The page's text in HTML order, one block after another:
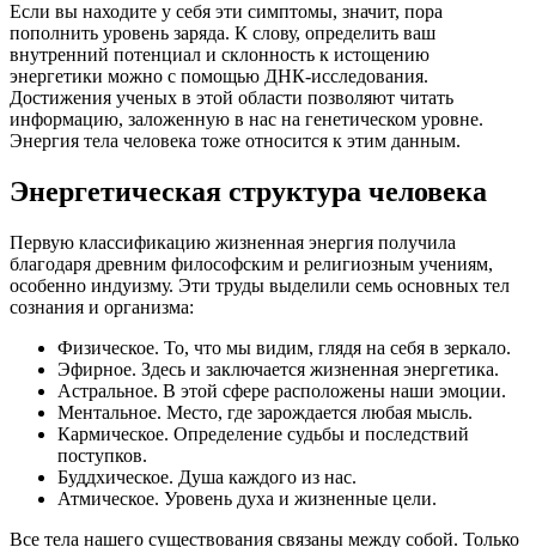
Если вы находите у себя эти симптомы, значит, пора
пополнить уровень заряда. К слову, определить ваш
внутренний потенциал и склонность к истощению
энергетики можно с помощью ДНК-исследования.
Достижения ученых в этой области позволяют читать
информацию, заложенную в нас на генетическом уровне.
Энергия тела человека тоже относится к этим данным.
Энергетическая структура человека
Первую классификацию жизненная энергия получила
благодаря древним философским и религиозным учениям,
особенно индуизму. Эти труды выделили семь основных тел
сознания и организма:
Физическое. То, что мы видим, глядя на себя в зеркало.
Эфирное. Здесь и заключается жизненная энергетика.
Астральное. В этой сфере расположены наши эмоции.
Ментальное. Место, где зарождается любая мысль.
Кармическое. Определение судьбы и последствий
поступков.
Буддхическое. Душа каждого из нас.
Атмическое. Уровень духа и жизненные цели.
Все тела нашего существования связаны между собой. Только